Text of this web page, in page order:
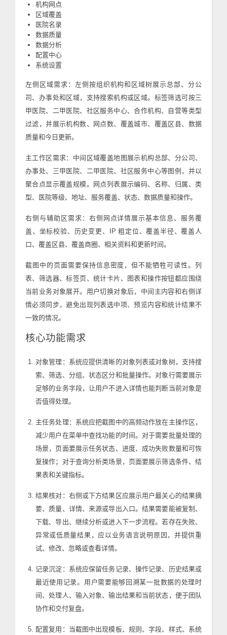
机构网点
区域覆盖
医院名录
数据质量
数据分析
配置中心
系统设置
左侧区域需求：左侧按组织机构和区域树展示总部、分公
司、办事处和区域，支持搜索机构或区域。标签筛选可按三
甲医院、二甲医院、社区服务中心、合作机构、自营等类型
过滤，并展示机构数、网点数、覆盖城市、覆盖区县、数据
质量和今日更新。
主工作区需求：中间区域覆盖地图展示机构总部、分公司、
办事处、三甲医院、二甲医院、社区服务中心等图例，并以
聚合点显示覆盖规模。网点列表展示编码、名称、归属、类
型、医院等级、地址、服务覆盖、状态、数据质量和操作。
右侧与辅助区需求：右侧网点详情展示基本信息、服务覆
盖、坐标校验、历史变更、IP 粗定位、覆盖半径、覆盖人
口、覆盖区县、覆盖商圈、相关资料和更新时间。
截图中的页面需要保持信息密度，但不能牺牲可读性。列
表、筛选器、标签页、统计卡片、图表和操作按钮都应围绕
当前业务对象展开。用户切换对象后，中间主内容和右侧详
情必须同步，避免出现列表选中项、预览内容和统计结果不
一致的情况。
核心功能需求
对象管理：系统应提供清晰的对象列表或对象树，支持搜
索、筛选、分组、状态区分和批量操作。对象行需要展示
足够的业务字段，让用户不进入详情也能判断当前对象是
否值得处理。
主任务处理：系统应把截图中的高频动作放在主操作区，
减少用户在菜单中查找功能的时间。对于需要批量处理的
场景，页面要展示任务状态、进度、成功失败数量和可恢
复操作；对于查询分析类场景，页面要展示筛选条件、结
果表和关键指标。
结果核对：右侧或下方结果区应展示用户最关心的结果摘
要、质量、详情、来源或导出入口。结果需要能被复制、
下载、导出、继续分析或进入下一步流程。若存在失败、
异常或低质量结果，应以业务语言说明原因，并提供重
试、修改、忽略或查看详情。
记录沉淀：系统应保留任务记录、操作记录、历史结果或
最近使用记录。用户需要能够回溯某一批数据的处理时
间、处理人、输入对象、输出结果和当前状态，便于团队
协作和交付复盘。
配置复用：当截图中出现模板、规则、字段、样式、系统